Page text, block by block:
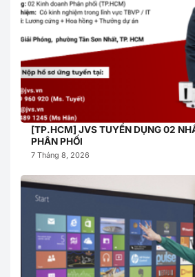
[TP.HCM] JVS TUYỂN DỤNG 02
PHÂN PHỐI
7 Tháng 8, 2026